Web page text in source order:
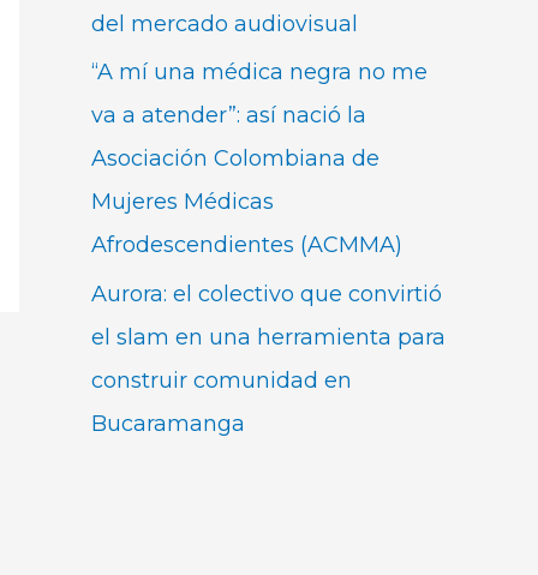
del mercado audiovisual
“A mí una médica negra no me
va a atender”: así nació la
Asociación Colombiana de
Mujeres Médicas
Afrodescendientes (ACMMA)
Aurora: el colectivo que convirtió
el slam en una herramienta para
construir comunidad en
Bucaramanga